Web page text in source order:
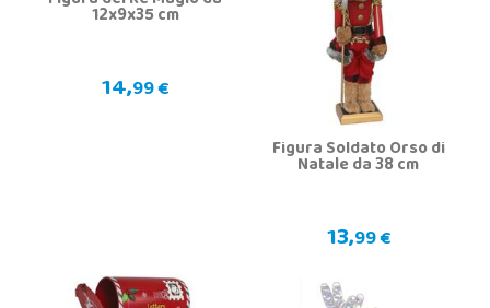
12x9x35 cm
14,99 €
Figura Soldato Orso di
Natale da 38 cm
13,99 €